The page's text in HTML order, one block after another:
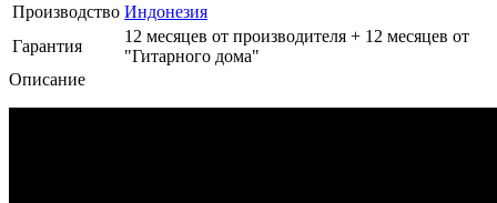
Производство Индонезия
Гарантия
12 месяцев от производителя + 12 месяцев от
"Гитарного дома"
Описание